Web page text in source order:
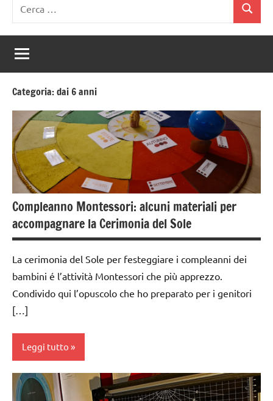
per:
Cerca
Categoria:dai 6 anni
Compleanno Montessori: alcuni materiali per
accompagnare la Cerimonia del Sole
La cerimonia del Sole per festeggiare i compleanni dei
bambini é l’attività Montessori che più apprezzo.
Condivido qui l’opuscolo che ho preparato per i genitori
[…]
Leggi tutto
Compleanni